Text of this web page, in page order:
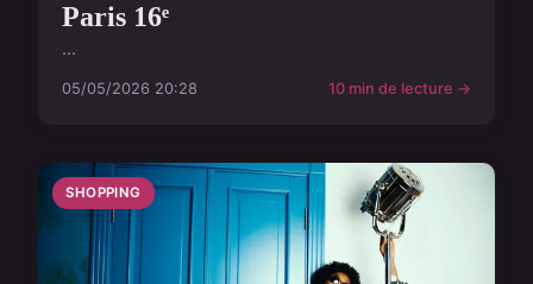
Paris 16ᵉ
...
05/05/2026 20:28 10 min de lecture →
SHOPPING